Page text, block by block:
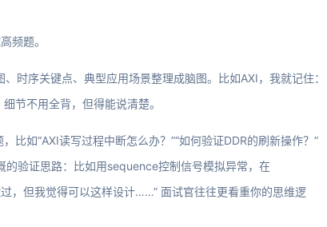
频题。
时序关键点、典型应用场景整理成脑图。比如AXI，我就记住：
节不用全背，但得能说清楚。
比如“AXI读写过程中断怎么办？”“如何验证DDR的刷新操作？”
验证思路：比如用sequence控制信号模拟异常，在
，但我觉得可以这样设计……” 面试官往往更看重你的思维逻